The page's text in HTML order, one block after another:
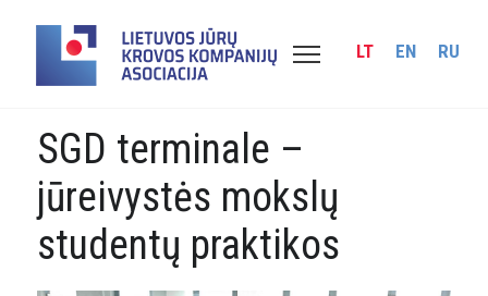
LT EN RU
SGD terminale –
jūreivystės mokslų
studentų praktikos